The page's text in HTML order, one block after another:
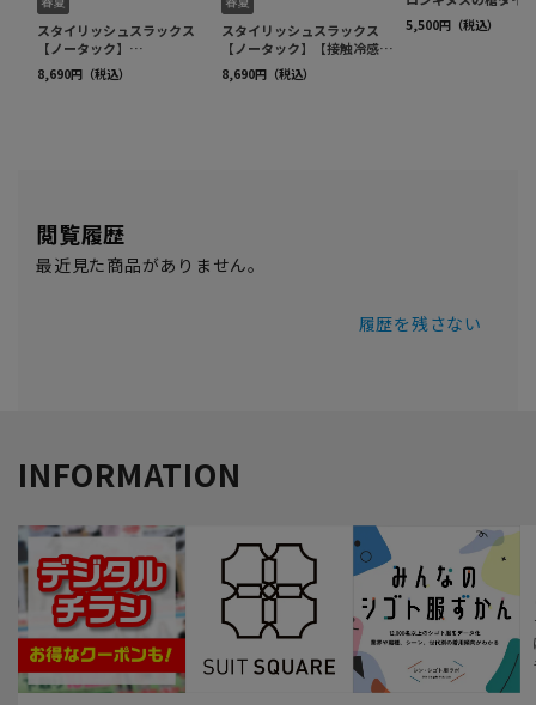
閲覧履歴
最近見た商品がありません。
履歴を残さない
INFORMATION